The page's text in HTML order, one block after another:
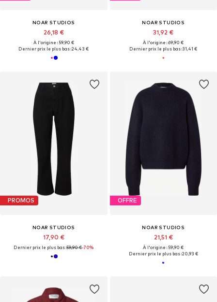
NOAR STUDIOS
26,18 €
À l'origine : 59,90 €
Dernier prix le plus bas :24,43 €
NOAR STUDIOS
31,92 €
À l'origine : 69,90 €
Dernier prix le plus bas :31,41 €
PROMOS
NOAR STUDIOS
17,90 €
Dernier prix le plus bas :59,90 €-70%
OFFRE
NOAR STUDIOS
21,51 €
À l'origine : 59,90 €
Dernier prix le plus bas :20,93 €